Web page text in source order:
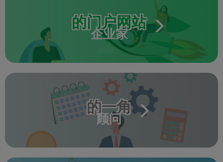
的门户网站
企业家
的一角
顾问